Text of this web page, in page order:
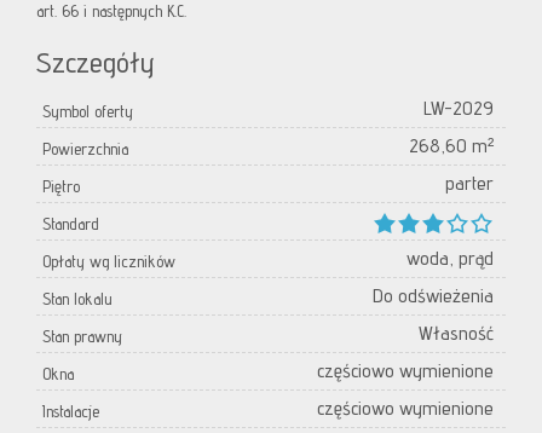
art. 66 i następnych K.C.
Szczegóły
Symbol oferty LW-2029
Powierzchnia 268,60 m²
Piętro parter
Standard
Opłaty wg liczników
woda, prąd
Stan lokalu Do odświeżenia
Stan prawny Własność
Okna częściowo wymienione
Instalacje częściowo wymienione